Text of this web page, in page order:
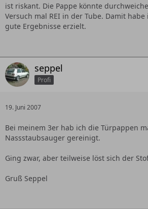
ist riskant. Die Pappe könnte
Versuch mal REI in der Tube. Damit
gute Ergebnisse erzielt.
seppel
Profi
19. Juni 2007
Bei meinem 3er hab ich die Türpappen
Nassstaubsauger gereinigt.
Ging zwar, aber teilweise löst sich der
Gruß Seppel